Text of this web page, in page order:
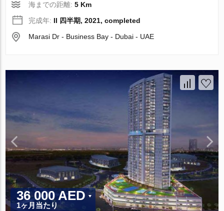
海までの距離:5 Km
完成年: II 四半期, 2021, completed
Marasi Dr - Business Bay - Dubai - UAE
36 000 AED
1ヶ月当たり